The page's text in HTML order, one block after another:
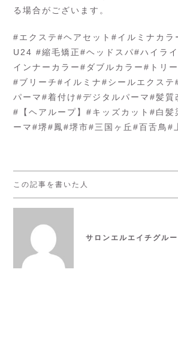
る場合がございます。
#エクステ#ヘアセット#イルミナカラ
U24 #縮毛矯正#ヘッドスパ#ハイラ
インナーカラー#ダブルカラー#トリ
#ブリーチ#イルミナ#シールエクステ
パーマ#着付け#デジタルパーマ#髪質
#【ヘアループ】#キッズカット#白髪
ーマ#堺#鳳#堺市#三国ヶ丘#百舌鳥#
この記事を書いた人
サロンエルエイチグル